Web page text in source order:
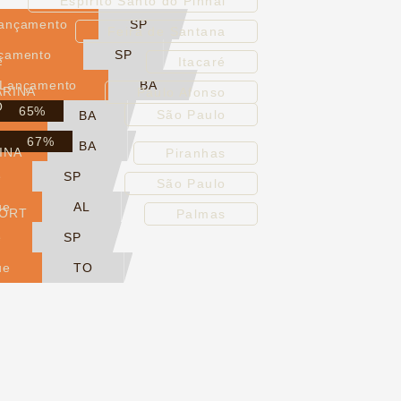
SP
SP
Feira de Santana
BA
65%
Itacaré
BA
67%
Paulo Afonso
BA
São Paulo
SP
Piranhas
AL
São Paulo
SP
Palmas
TO